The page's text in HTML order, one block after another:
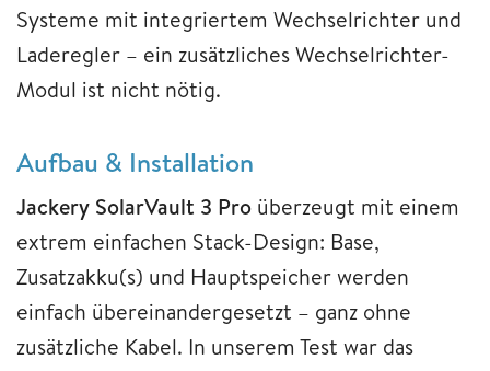
Systeme mit integriertem Wechselrichter und
Laderegler – ein zusätzliches Wechselrichter-
Modul ist nicht nötig.
Aufbau & Installation
Jackery SolarVault 3 Pro überzeugt mit einem
extrem einfachen Stack-Design: Base,
Zusatzakku(s) und Hauptspeicher werden
einfach übereinandergesetzt – ganz ohne
zusätzliche Kabel. In unserem Test war das